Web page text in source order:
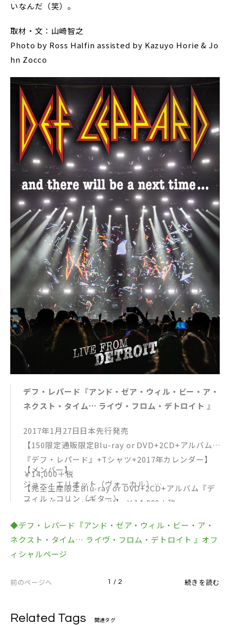
いなんだ（笑）。
取材・文：山崎智之
Photo by Ross Halfin assisted by Kazuyo Horie & Jo
hn Zocco
デフ・レパード『アンド・ゼア・ウィル・ビー・ア・
ネクスト・タイム… ライヴ・フロム・デトロイト 』
2017年1月27日日本先行発売
【150限定通販限定Blu-ray or DVD+2CD+アルバム
『デフ・レパード』+Tシャツ+2017年カレンダー】
￥14,000＋税
【完全生産限定Blu-ray or DVD+2CD+アルバム『デ
フ・レパード』+Tシャツ】 ￥14,000＋税
【通常盤Blu-ray or DVD】 ￥6,800＋税
BD/DVD
1.レッツ・ゴー
3.レット・イット・ゴー
5.フーリン
【メンバー】
ジョー・エリオット（ヴォーカル）
フィル・コリン（ギター）
リック・サヴェージ（ベース）
リック・アレン（ドラムス）
◆デフ・レパード『アンド・ゼア・ウィル・ビー・ア・
ネクスト・タイム… ライヴ・フロム・デトロイト 』オフ
ィシャルページ
前のページへ 1 / 2 続きを読む
Related Tags 関連タグ